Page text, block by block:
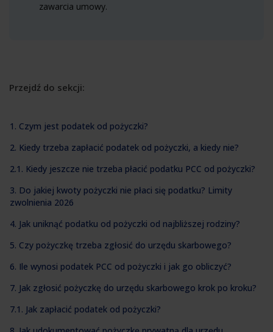
zawarcia umowy.
Przejdź do sekcji:
1. Czym jest podatek od pożyczki?
2. Kiedy trzeba zapłacić podatek od pożyczki, a kiedy nie?
2.1. Kiedy jeszcze nie trzeba płacić podatku PCC od pożyczki?
3. Do jakiej kwoty pożyczki nie płaci się podatku? Limity
zwolnienia 2026
4. Jak uniknąć podatku od pożyczki od najbliższej rodziny?
5. Czy pożyczkę trzeba zgłosić do urzędu skarbowego?
6. Ile wynosi podatek PCC od pożyczki i jak go obliczyć?
7. Jak zgłosić pożyczkę do urzędu skarbowego krok po kroku?
7.1. Jak zapłacić podatek od pożyczki?